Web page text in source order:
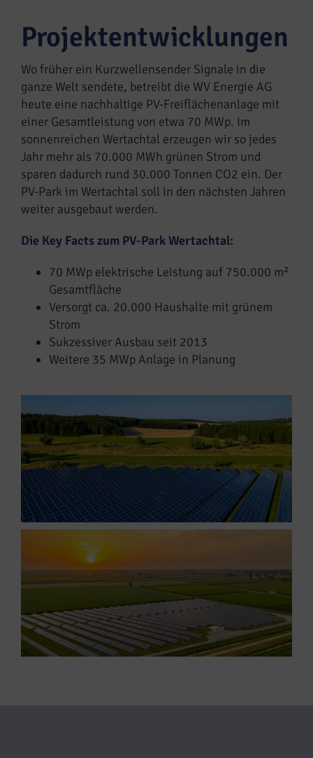
Projektentwicklungen
Wo früher ein Kurzwellensender Signale in die
ganze Welt sendete, betreibt die WV Energie AG
heute eine nachhaltige PV-Freiflächenanlage mit
einer Gesamtleistung von etwa 70 MWp. Im
sonnenreichen Wertachtal erzeugen wir so jedes
Jahr mehr als 70.000 MWh grünen Strom und
sparen dadurch rund 30.000 Tonnen CO2 ein. Der
PV-Park im Wertachtal soll in den nächsten Jahren
weiter ausgebaut werden.
Die Key Facts zum PV-Park Wertachtal:
70 MWp elektrische Leistung auf 750.000 m²
Gesamtfläche
Versorgt ca. 20.000 Haushalte mit grünem
Strom
Sukzessiver Ausbau seit 2013
Weitere 35 MWp Anlage in Planung